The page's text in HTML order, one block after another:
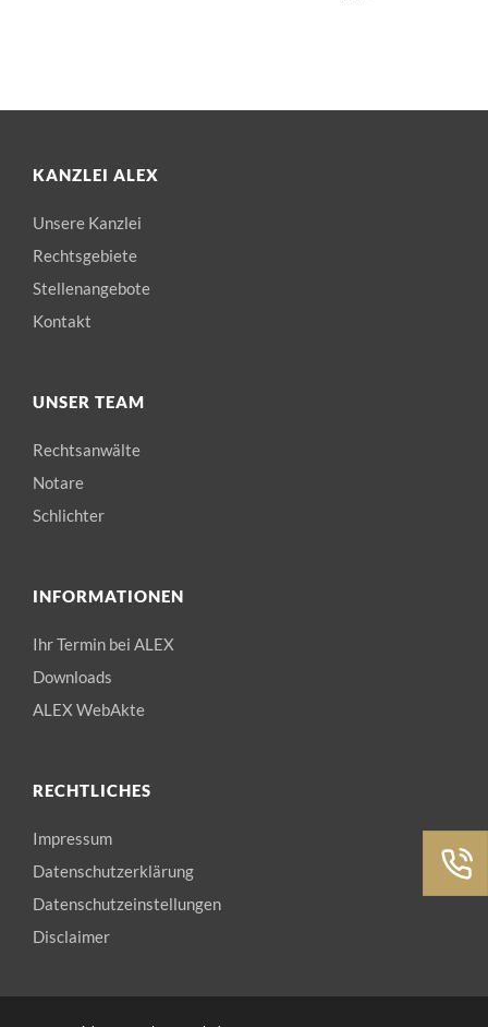
KANZLEI ALEX
Unsere Kanzlei
Rechtsgebiete
Stellenangebote
Kontakt
UNSER TEAM
Rechtsanwälte
Notare
Schlichter
INFORMATIONEN
Ihr Termin bei ALEX
Downloads
ALEX WebAkte
RECHTLICHES
Impressum
Datenschutzerklärung
Datenschutzeinstellungen
Disclaimer